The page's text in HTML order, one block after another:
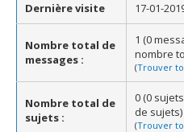
Dernière visite 17-01-
Nombre total de
messages :
1 (0
nombre
(Trouver
Nombre total de
sujets :
0 (0
de sujets)
(Trouver